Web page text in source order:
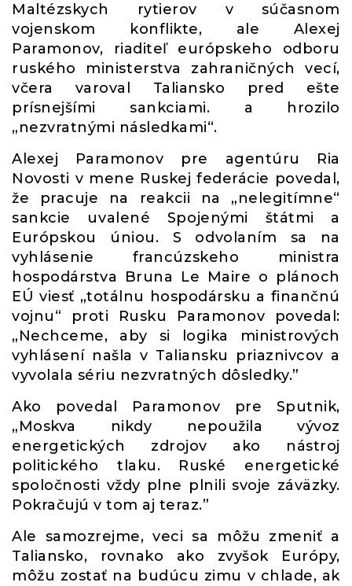
Maltézskych rytierov v súčasnom
vojenskom konflikte, ale Alexej
Paramonov, riaditeľ európskeho odboru
ruského ministerstva zahraničných vecí,
včera varoval Taliansko pred ešte
prísnejšími sankciami. a hrozilo
„nezvratnými následkami“.
Alexej Paramonov pre agentúru Ria
Novosti v mene Ruskej federácie povedal,
že pracuje na reakcii na „nelegitímne“
sankcie uvalené Spojenými štátmi a
Európskou úniou. S odvolaním sa na
vyhlásenie francúzskeho ministra
hospodárstva Bruna Le Maire o plánoch
EÚ viesť „totálnu hospodársku a finančnú
vojnu“ proti Rusku Paramonov povedal:
„Nechceme, aby si logika ministrových
vyhlásení našla v Taliansku priaznivcov a
vyvolala sériu nezvratných dôsledky.”
Ako povedal Paramonov pre Sputnik,
„Moskva nikdy nepoužila vývoz
energetických zdrojov ako nástroj
politického tlaku. Ruské energetické
spoločnosti vždy plne plnili svoje záväzky.
Pokračujú v tom aj teraz.”
Ale samozrejme, veci sa môžu zmeniť a
Taliansko, rovnako ako zvyšok Európy,
môžu zostať na budúcu zimu v chlade, ak